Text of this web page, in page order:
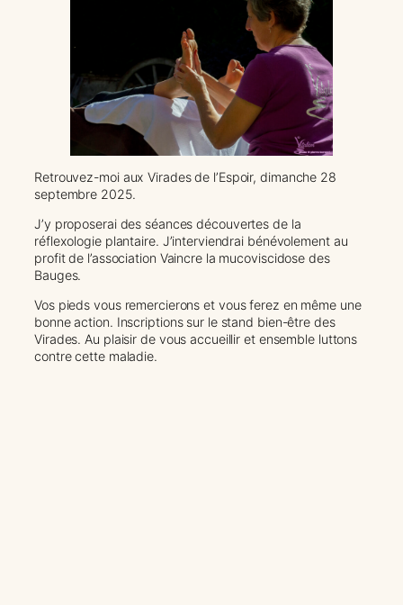
Retrouvez-moi aux Virades de l’Espoir, dimanche 28
septembre 2025.
J’y proposerai des séances découvertes de la
réflexologie plantaire. J’interviendrai bénévolement au
profit de l’association Vaincre la mucoviscidose des
Bauges.
Vos pieds vous remercierons et vous ferez en même une
bonne action. Inscriptions sur le stand bien-être des
Virades. Au plaisir de vous accueillir et ensemble luttons
contre cette maladie.